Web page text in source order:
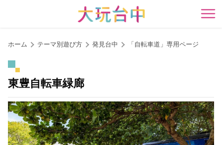
開
ホーム テーマ別遊び方 発見台中 「自転車道」専用ページ
東豊自転車緑廊